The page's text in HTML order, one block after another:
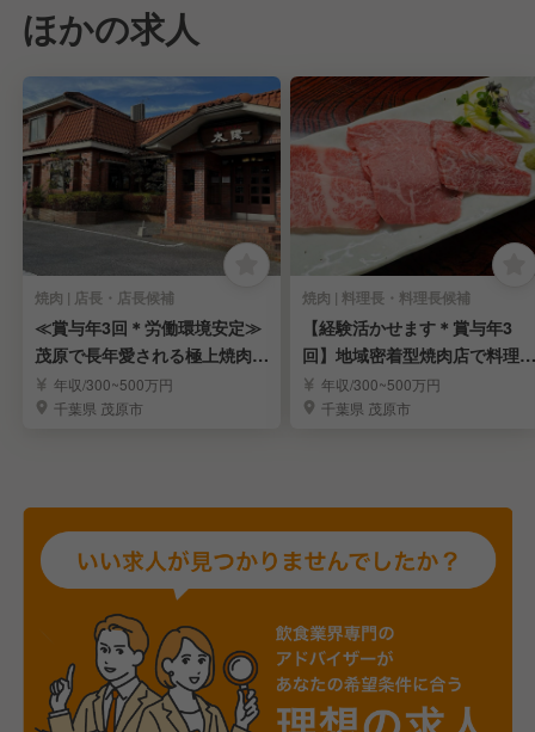
ほかの求人
焼肉 | 店長・店長候補
≪賞与年3回＊労働環境安定≫
茂原で長年愛される極上焼肉店
ホール長を募集！
年収/300~500万円
千葉県 茂原市
焼肉 | 料理長・料理長候補
【経験活かせます＊賞与年3
回】地域密着型焼肉店で料理長
候補を募集／新茂原
年収/300~500万円
千葉県 茂原市